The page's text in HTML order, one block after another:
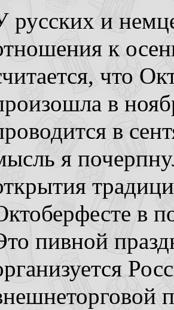
русских и
к
что
в
в
я
в
пивной